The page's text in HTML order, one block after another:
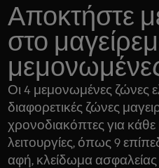
Αποκτήστε
στο
Οι 4 μεμονωμένες ζώνες
διαφορετικές ζώνες
χρονοδιακόπτες για
λειτουργίες, όπως 9
αφή, κλείδωμα ασφαλείας